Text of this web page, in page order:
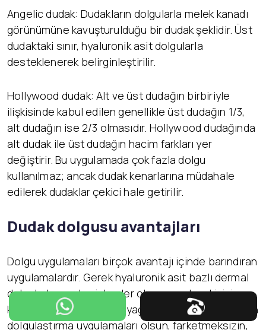
Angelic dudak: Dudakların dolgularla melek kanadı
görünümüne kavuşturulduğu bir dudak şeklidir. Üst
dudaktaki sınır, hyaluronik asit dolgularla
desteklenerek belirginleştirilir.
Hollywood dudak: Alt ve üst dudağın birbiriyle
ilişkisinde kabul edilen genellikle üst dudağın 1/3,
alt dudağın ise 2/3 olmasıdır. Hollywood dudağında
alt dudak ile üst dudağın hacim farkları yer
değiştirir. Bu uygulamada çok fazla dolgu
kullanılmaz; ancak dudak kenarlarına müdahale
edilerek dudaklar çekici hale getirilir.
Dudak dolgusu avantajları
Dolgu uygulamaları birçok avantajı içinde barındıran
uygulamalardır. Gerek hyaluronik asit bazlı dermal
dolgularla yapılan işlemler olsun gerekse kişinin
kendi yağının kullanıldığı yağ enjeksiyonu ile yapılan
dolgulaştırma uygulamaları olsun, farketmeksizin,